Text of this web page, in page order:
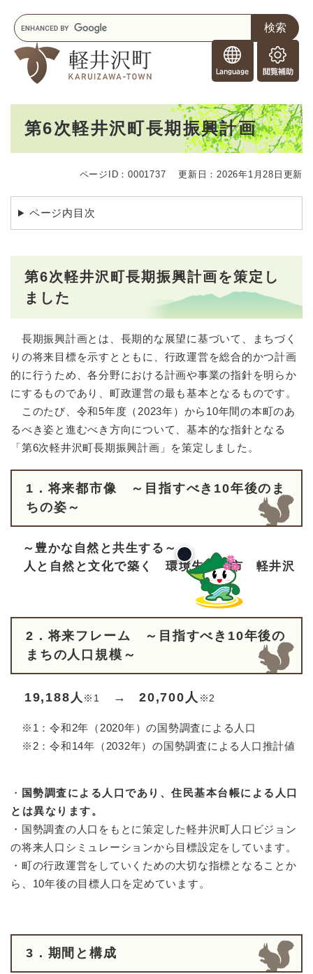
o
r
e
i
n
閲
覧
助
キ
ー
ワ
第6次軽井沢町長期振興計画
ページID：0001737 更新日：2026年1月28日更新
ページ内目次
第6次軽井沢町長期振興計画を策定し
ました
長期振興計画とは、長期的な展望に基づいて、まちづく
りの将来目標を示すとともに、行政運営を総合的かつ計画
的に行うため、各分野における計画や事業の指針を明らか
にするものであり、町政運営の最も基本となるものです。
このたび、令和5年度（2023年）から10年間の本町のあ
るべき姿と進むべき方向について、基本的な指針となる
「第6次軽井沢町長期振興計画」を策定しました。
1．将来都市像 ～目指すべき10年後のま
ちの姿～
～豊かな自然と共生する～
人と自然と文化で築く 環境先進都市 軽井沢
2．将来フレーム ～目指すべき10年後の
まちの人口規模～
19,188 人 ※1 →20,700人 ※2
※1：令和2年（2020年）の国勢調査による人口
※2：令和14年（2032年）の国勢調査による人口推計値
・ 国勢調査による人口であり、住民基本台帳による人口
とは異なります。
・国勢調査の人口をもとに策定した軽井沢町人口ビジョン
の将来人口シミュレーションから目標設定をしています。
・町の行政運営をしていくための大切な指標となることか
ら、10年後の目標人口を定めています。
3．期間と構成